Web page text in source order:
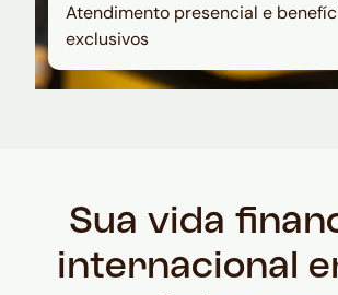
Atendimento presencial e
exclusivos
Sua vida
internacional